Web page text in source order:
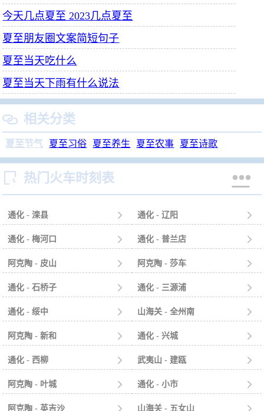
今天几点夏至 2023几点夏至
夏至朋友圈文案简短句子
夏至当天吃什么
夏至当天下雨有什么说法
 相关分类
夏至节气 夏至习俗 夏至养生 夏至农事 夏至诗歌
 热门火车时刻表 
通化 - 滦县  通化 - 辽阳 
通化 - 梅河口  通化 - 普兰店 
阿克陶 - 皮山  阿克陶 - 莎车 
通化 - 石桥子  通化 - 三源浦 
通化 - 绥中  山海关 - 全州南 
阿克陶 - 新和  通化 - 兴城 
通化 - 西柳  武夷山 - 建瓯 
阿克陶 - 叶城  通化 - 小市 
阿克陶 - 英吉沙  山海关 - 五女山 